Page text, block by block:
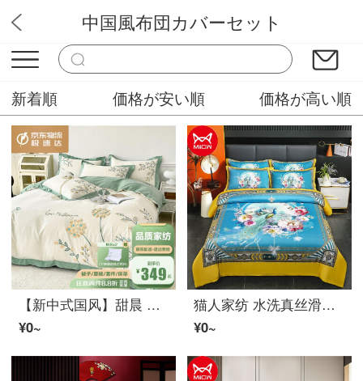
アリスランド
中国風布団カバーセット
新着順 価格が安い順 価格が高い順
【新中式国风】甜晨 新中式四件套蛋白コットン宽边ベッド上四件套中国风刺绣套件ベッド上用品 梦若江南-蓝 1.5-1.8米シート四件套-布団カバー200*230cm
¥0~
猫人家纺 水洗真丝滑四件套大版花中国风冰丝裸睡丝滑春夏季シート布団カバーベッド上用品 比翼双飞-真丝-M39 1.2mベッド(四件套)
¥0~